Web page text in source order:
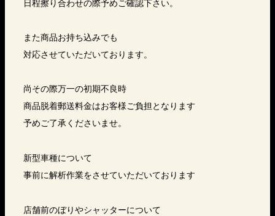
日程擦り合わせの際予めご確認下さい。
また商品お持ち込みでも
対応させていただいております。
尚その際万一の初期不良時
商品脱着郵送料金はお客様ご負担となります
予めご了承くださいませ。
新型車種について
事前に解析作業をさせていただいております
店舗前のぼりやシャッターについて